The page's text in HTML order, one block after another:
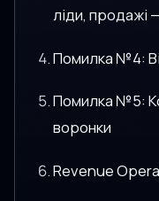
ліди, продажі
Помилка №4:
Помилка №5:
воронки
Revenue